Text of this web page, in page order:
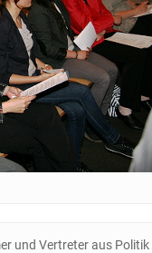
und Vertreter aus Politik